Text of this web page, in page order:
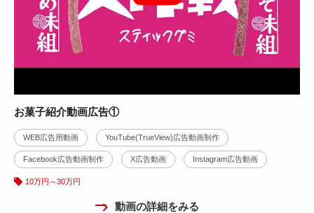
お菓子紹介動画広告①
WEB広告用動画 YouTube(TrueView)広告動画制作
Facebook広告動画制作 X広告動画 Instagram広告動画
10万円～30万円
動画の詳細をみる